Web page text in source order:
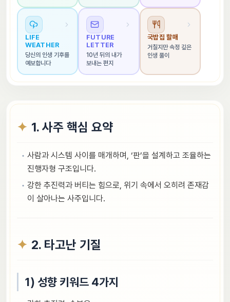
LIFE
WEATHER
당신의 인생 기후를
예보합니다
FUTURE
LETTER
10년 뒤의 내가
보내는 편지
국밥집 할매
거칠지만 속정 깊은
인생 풀이
1. 사주 핵심 요약
사람과 시스템 사이를 매개하며, ‘판’을 설계하고 조율하는
진행자형 구조입니다.
강한 추진력과 버티는 힘으로, 위기 속에서 오히려 존재감
이 살아나는 사주입니다.
2. 타고난 기질
1) 성향 키워드 4가지